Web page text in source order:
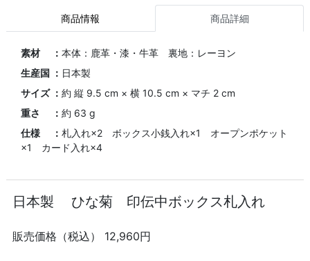
商品情報 商品詳細
素材 ：本体：鹿革・漆・牛革 裏地：レーヨン
生産国 ： 日本製
サイズ ：約 縦 9.5 cm × 横 10.5 cm × マチ 2 cm
重さ ：約 63 g
仕様 ：札入れ×2 ボックス小銭入れ×1 オープンポケット
×1 カード入れ×4
日本製 ひな菊 印伝中ボックス札入れ
販売価格（税込） 12,960円